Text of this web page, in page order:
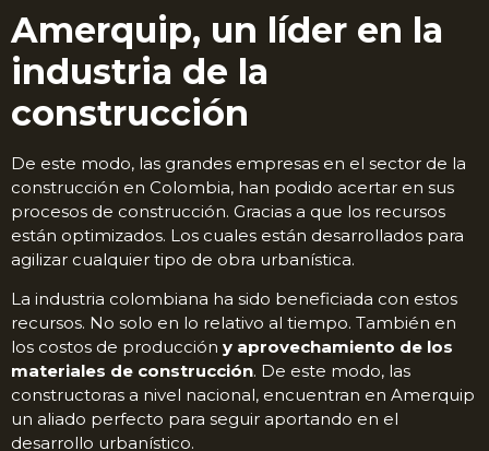
Amerquip, un líder en la
industria de la
construcción
De este modo, las grandes empresas en el sector de la
construcción en Colombia, han podido acertar en sus
procesos de construcción. Gracias a que los recursos
están optimizados. Los cuales están desarrollados para
agilizar cualquier tipo de obra urbanística.
La industria colombiana ha sido beneficiada con estos
recursos. No solo en lo relativo al tiempo. También en
los costos de producción y aprovechamiento de los
materiales de construcción. De este modo, las
constructoras a nivel nacional, encuentran en Amerquip
un aliado perfecto para seguir aportando en el
desarrollo urbanístico.